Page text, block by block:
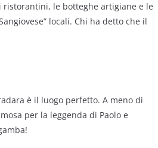
le botteghe artigiane e le
locali. Chi ha detto che il
è il luogo perfetto. A meno di
per la leggenda di Paolo e